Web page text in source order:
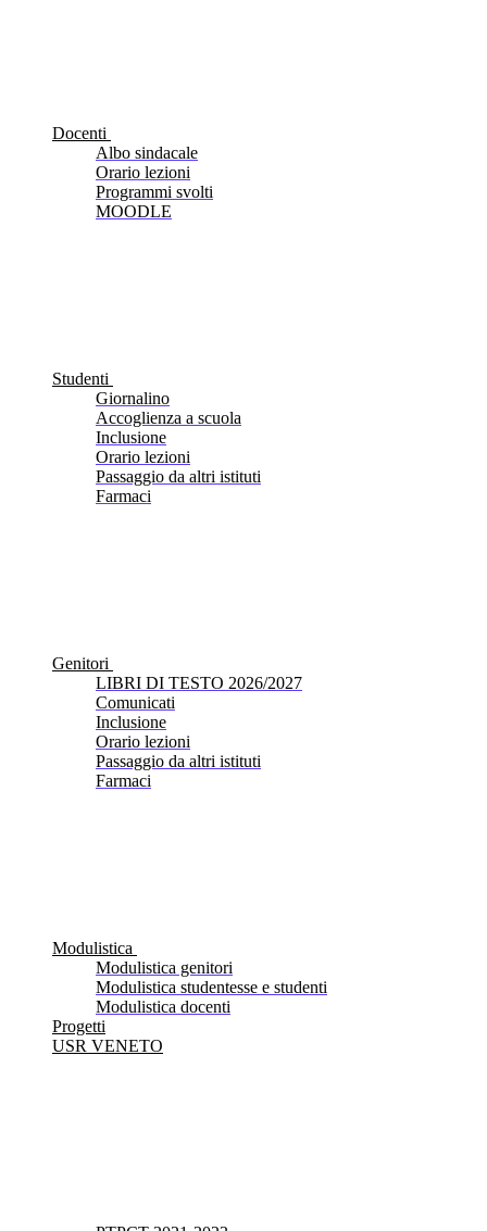
Docenti
Albo sindacale
Orario lezioni
Programmi svolti
MOODLE
Studenti
Giornalino
Accoglienza a scuola
Inclusione
Orario lezioni
Passaggio da altri istituti
Farmaci
Genitori
LIBRI DI TESTO 2026/2027
Comunicati
Inclusione
Orario lezioni
Passaggio da altri istituti
Farmaci
Modulistica
Modulistica genitori
Modulistica studentesse e studenti
Modulistica docenti
Progetti
USR VENETO